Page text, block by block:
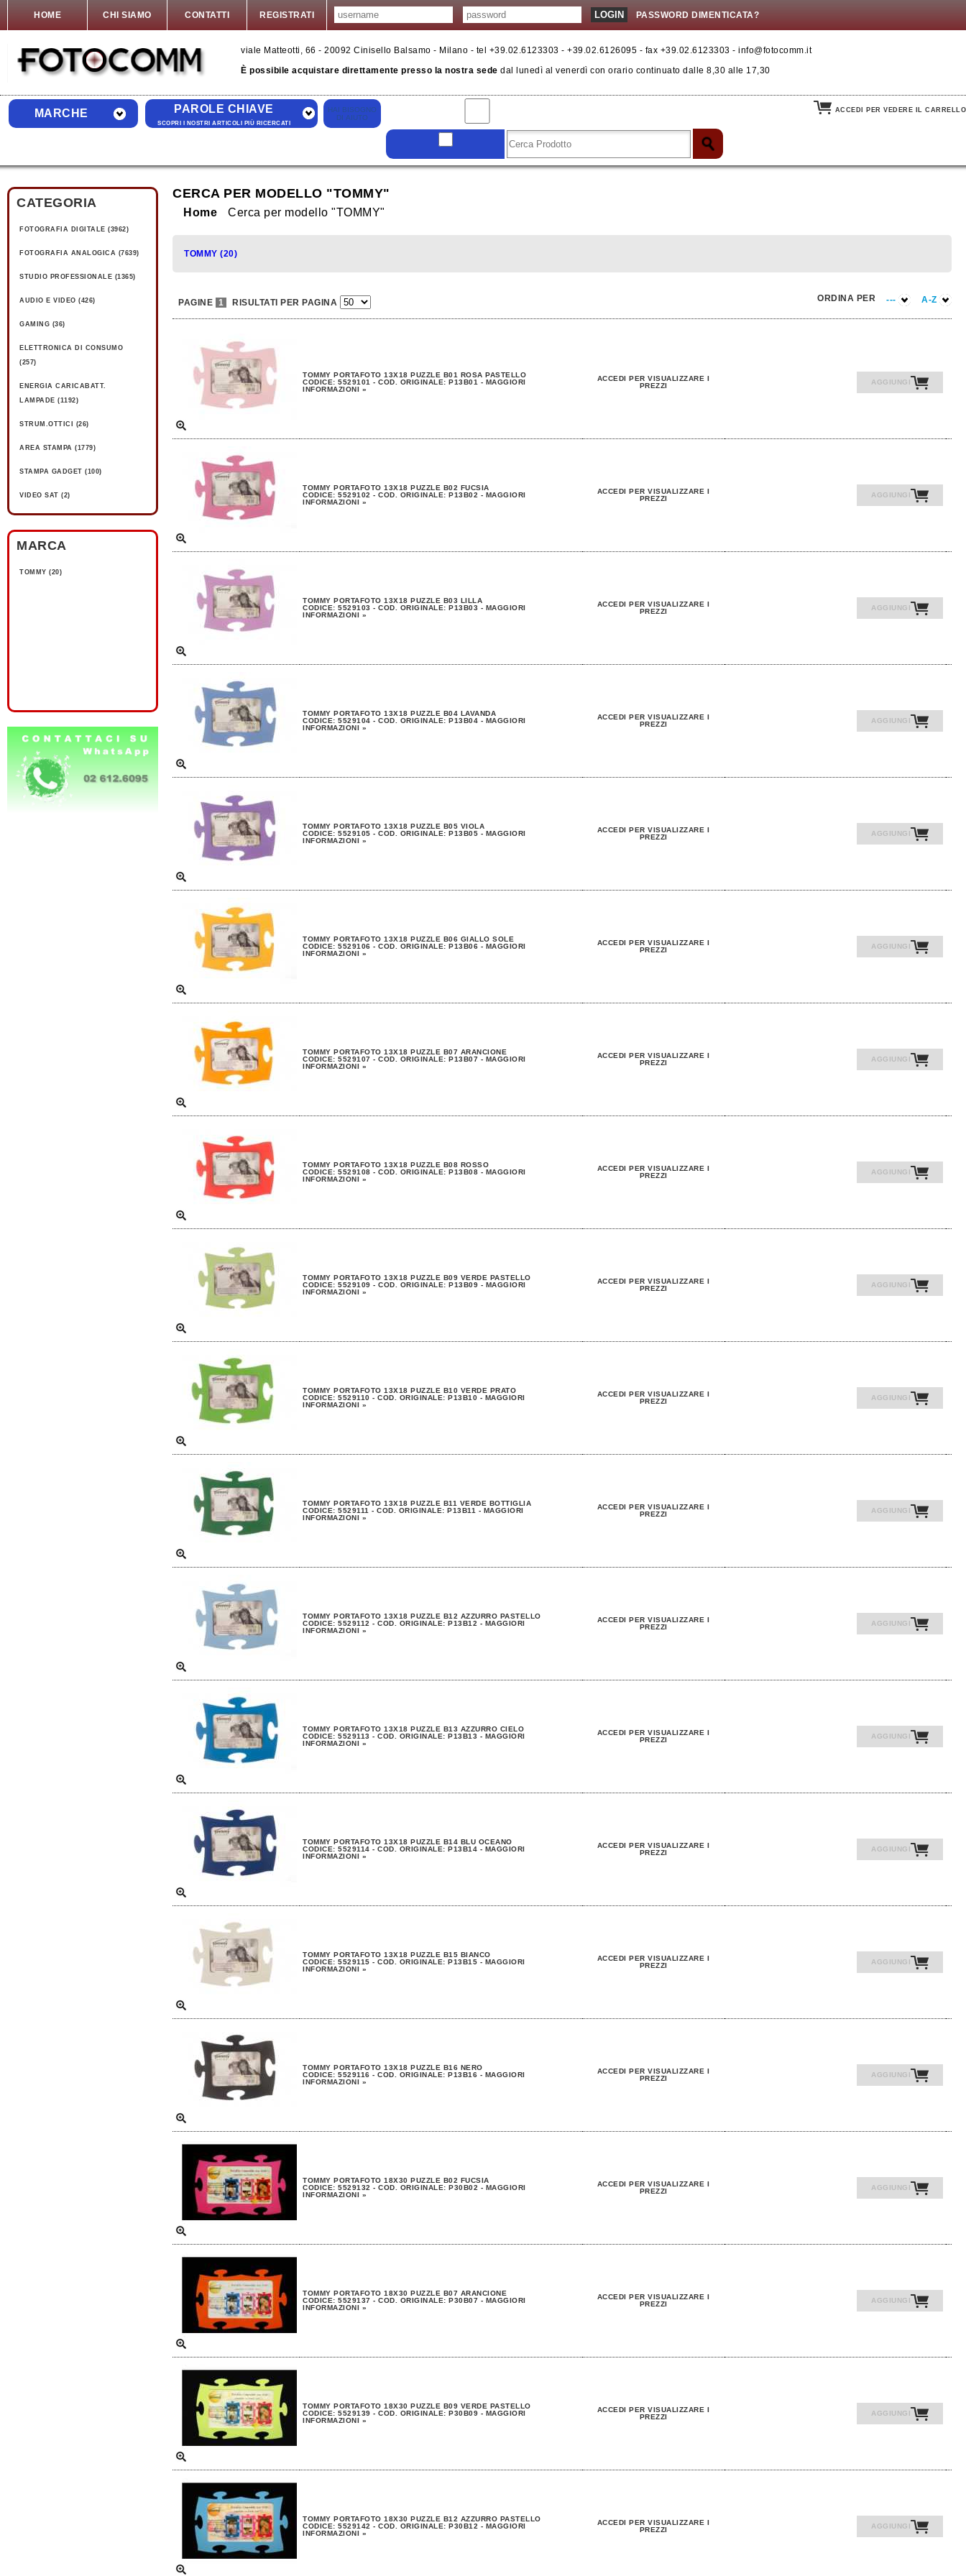
HOME CHI SIAMO CONTATTI REGISTRATI PASSWORD DIMENTICATA?
viale Matteotti, 66 - 20092 Cinisello Balsamo - Milano - tel +39.02.6123303 - +39.02.6126095 - fax +39.02.6123303 - info@fotocomm.it
È possibile acquistare direttamente presso la nostra sede dal lunedì al venerdì con orario continuato dalle 8,30 alle 17,30
MARCHE PAROLE CHIAVE
SCOPRI I NOSTRI ARTICOLI PIÙ RICERCATI
ACCEDI PER VEDERE IL CARRELLO
CATEGORIA
FOTOGRAFIA DIGITALE (3962)
FOTOGRAFIA ANALOGICA (7639)
STUDIO PROFESSIONALE (1365)
AUDIO E VIDEO (426)
GAMING (36)
ELETTRONICA DI CONSUMO
(257)
ENERGIA CARICABATT.
LAMPADE (1192)
STRUM.OTTICI (26)
AREA STAMPA (1779)
STAMPA GADGET (100)
VIDEO SAT (2)
MARCA
TOMMY (20)
CERCA PER MODELLO "TOMMY"
Home Cerca per modello "TOMMY"
TOMMY (20)
PAGINE 1 RISULTATI PER PAGINA ORDINA PER --- A-Z
TOMMY PORTAFOTO 13X18 PUZZLE B01 ROSA PASTELLO
CODICE: 5529101 - COD. ORIGINALE: P13B01 - MAGGIORI
INFORMAZIONI »
ACCEDI PER VISUALIZZARE I
PREZZI
AGGIUNGI
TOMMY PORTAFOTO 13X18 PUZZLE B02 FUCSIA
CODICE: 5529102 - COD. ORIGINALE: P13B02 - MAGGIORI
INFORMAZIONI »
ACCEDI PER VISUALIZZARE I
PREZZI
AGGIUNGI
TOMMY PORTAFOTO 13X18 PUZZLE B03 LILLA
CODICE: 5529103 - COD. ORIGINALE: P13B03 - MAGGIORI
INFORMAZIONI »
ACCEDI PER VISUALIZZARE I
PREZZI
AGGIUNGI
TOMMY PORTAFOTO 13X18 PUZZLE B04 LAVANDA
CODICE: 5529104 - COD. ORIGINALE: P13B04 - MAGGIORI
INFORMAZIONI »
ACCEDI PER VISUALIZZARE I
PREZZI
AGGIUNGI
TOMMY PORTAFOTO 13X18 PUZZLE B05 VIOLA
CODICE: 5529105 - COD. ORIGINALE: P13B05 - MAGGIORI
INFORMAZIONI »
ACCEDI PER VISUALIZZARE I
PREZZI
AGGIUNGI
TOMMY PORTAFOTO 13X18 PUZZLE B06 GIALLO SOLE
CODICE: 5529106 - COD. ORIGINALE: P13B06 - MAGGIORI
INFORMAZIONI »
ACCEDI PER VISUALIZZARE I
PREZZI
AGGIUNGI
TOMMY PORTAFOTO 13X18 PUZZLE B07 ARANCIONE
CODICE: 5529107 - COD. ORIGINALE: P13B07 - MAGGIORI
INFORMAZIONI »
ACCEDI PER VISUALIZZARE I
PREZZI
AGGIUNGI
TOMMY PORTAFOTO 13X18 PUZZLE B08 ROSSO
CODICE: 5529108 - COD. ORIGINALE: P13B08 - MAGGIORI
INFORMAZIONI »
ACCEDI PER VISUALIZZARE I
PREZZI
AGGIUNGI
TOMMY PORTAFOTO 13X18 PUZZLE B09 VERDE PASTELLO
CODICE: 5529109 - COD. ORIGINALE: P13B09 - MAGGIORI
INFORMAZIONI »
ACCEDI PER VISUALIZZARE I
PREZZI
AGGIUNGI
TOMMY PORTAFOTO 13X18 PUZZLE B10 VERDE PRATO
CODICE: 5529110 - COD. ORIGINALE: P13B10 - MAGGIORI
INFORMAZIONI »
ACCEDI PER VISUALIZZARE I
PREZZI
AGGIUNGI
TOMMY PORTAFOTO 13X18 PUZZLE B11 VERDE BOTTIGLIA
CODICE: 5529111 - COD. ORIGINALE: P13B11 - MAGGIORI
INFORMAZIONI »
ACCEDI PER VISUALIZZARE I
PREZZI
AGGIUNGI
TOMMY PORTAFOTO 13X18 PUZZLE B12 AZZURRO PASTELLO
CODICE: 5529112 - COD. ORIGINALE: P13B12 - MAGGIORI
INFORMAZIONI »
ACCEDI PER VISUALIZZARE I
PREZZI
AGGIUNGI
TOMMY PORTAFOTO 13X18 PUZZLE B13 AZZURRO CIELO
CODICE: 5529113 - COD. ORIGINALE: P13B13 - MAGGIORI
INFORMAZIONI »
ACCEDI PER VISUALIZZARE I
PREZZI
AGGIUNGI
TOMMY PORTAFOTO 13X18 PUZZLE B14 BLU OCEANO
CODICE: 5529114 - COD. ORIGINALE: P13B14 - MAGGIORI
INFORMAZIONI »
ACCEDI PER VISUALIZZARE I
PREZZI
AGGIUNGI
TOMMY PORTAFOTO 13X18 PUZZLE B15 BIANCO
CODICE: 5529115 - COD. ORIGINALE: P13B15 - MAGGIORI
INFORMAZIONI »
ACCEDI PER VISUALIZZARE I
PREZZI
AGGIUNGI
TOMMY PORTAFOTO 13X18 PUZZLE B16 NERO
CODICE: 5529116 - COD. ORIGINALE: P13B16 - MAGGIORI
INFORMAZIONI »
ACCEDI PER VISUALIZZARE I
PREZZI
AGGIUNGI
TOMMY PORTAFOTO 18X30 PUZZLE B02 FUCSIA
CODICE: 5529132 - COD. ORIGINALE: P30B02 - MAGGIORI
INFORMAZIONI »
ACCEDI PER VISUALIZZARE I
PREZZI
AGGIUNGI
TOMMY PORTAFOTO 18X30 PUZZLE B07 ARANCIONE
CODICE: 5529137 - COD. ORIGINALE: P30B07 - MAGGIORI
INFORMAZIONI »
ACCEDI PER VISUALIZZARE I
PREZZI
AGGIUNGI
TOMMY PORTAFOTO 18X30 PUZZLE B09 VERDE PASTELLO
CODICE: 5529139 - COD. ORIGINALE: P30B09 - MAGGIORI
INFORMAZIONI »
ACCEDI PER VISUALIZZARE I
PREZZI
AGGIUNGI
TOMMY PORTAFOTO 18X30 PUZZLE B12 AZZURRO PASTELLO
CODICE: 5529142 - COD. ORIGINALE: P30B12 - MAGGIORI
INFORMAZIONI »
ACCEDI PER VISUALIZZARE I
PREZZI
AGGIUNGI